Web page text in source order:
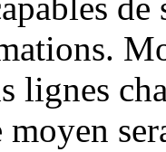
lignes
moyen